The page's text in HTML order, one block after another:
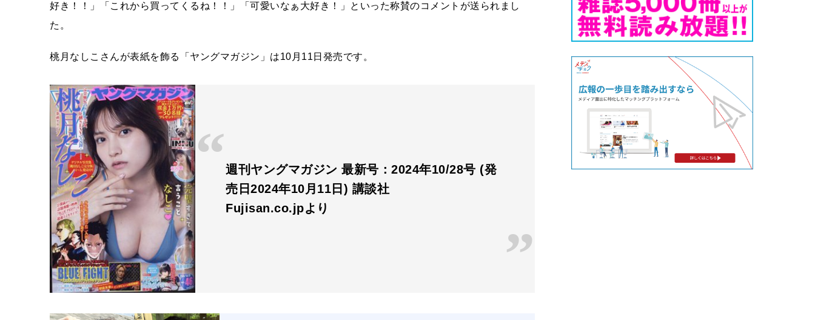
好き！！」「これから買ってくるね！！」「可愛いなぁ大好き！」といった称賛のコメントが送られまし
た。
桃月なしこさんが表紙を飾る「ヤングマガジン」は10月11日発売です。
週刊ヤングマガジン 最新号：2024年10/28号 (発
売日2024年10月11日) 講談社
Fujisan.co.jpより